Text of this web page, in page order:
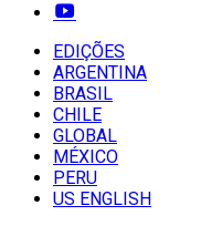
EDIÇÕES
ARGENTINA
BRASIL
CHILE
GLOBAL
MÉXICO
PERU
US ENGLISH